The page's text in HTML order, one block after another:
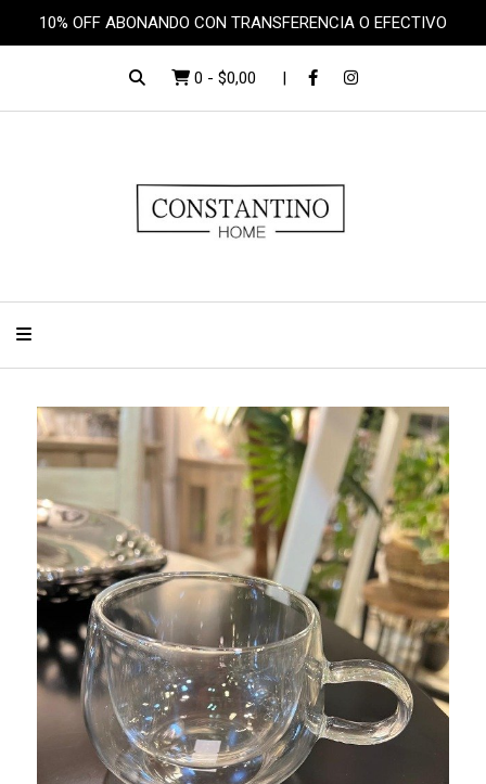
10% OFF ABONANDO CON TRANSFERENCIA O EFECTIVO
0 - $0,00